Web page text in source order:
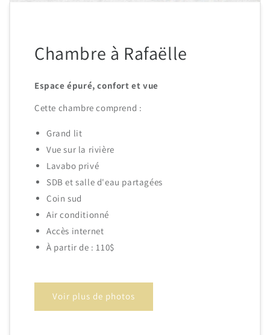
Chambre à Rafaëlle
Espace épuré, confort et vue
Cette chambre comprend :
Grand lit
Vue sur la rivière
Lavabo privé
SDB et salle d'eau partagées
Coin sud
Air conditionné
Accès internet
À partir de : 110$
Voir plus de photos